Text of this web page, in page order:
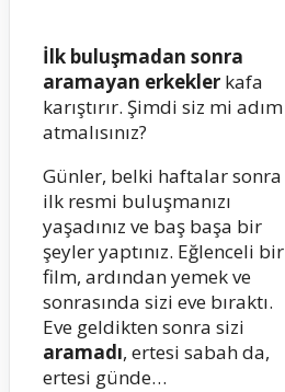
İlk buluşmadan sonra
aramayan erkekler kafa
karıştırır. Şimdi siz mi adım
atmalısınız?
Günler, belki haftalar sonra
ilk resmi buluşmanızı
yaşadınız ve baş başa bir
şeyler yaptınız. Eğlenceli bir
film, ardından yemek ve
sonrasında sizi eve bıraktı.
Eve geldikten sonra sizi
aramadı, ertesi sabah da,
ertesi günde…